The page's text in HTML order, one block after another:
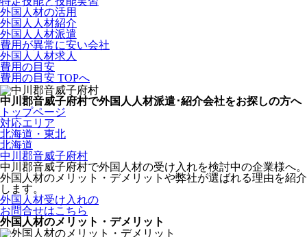
外国人材の活用
外国人人材紹介
外国人人材派遣
費用が異常に安い会社
外国人人材求人
費用の目安
費用の目安 TOPへ
中川郡音威子府村で外国人人材派遣･紹介会社をお探しの方へ
トップページ
対応エリア
北海道・東北
北海道
中川郡音威子府村
中川郡音威子府村で外国人材の受け入れを検討中の企業様へ。
外国人材のメリット・デメリットや弊社が選ばれる理由を紹介
します。
外国人材受け入れの
お問合せはこちら
外国人材のメリット・デメリット